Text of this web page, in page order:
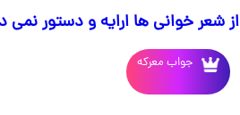
از شعر خوانی ها ارایه و دستور نمی
جواب معرکه